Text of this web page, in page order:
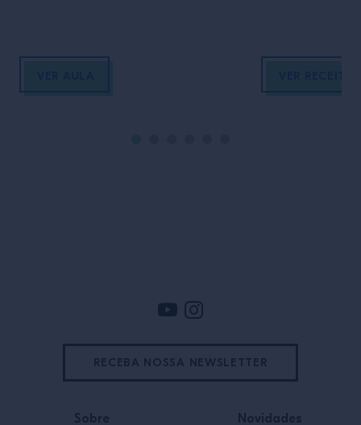
Sobre Novidades
RECEBA NOSSA NEWSLETTER